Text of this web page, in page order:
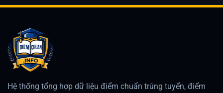
Trọng
Hệ thống tổng hợp dữ liệu điểm chuẩn trúng tuyển, điểm